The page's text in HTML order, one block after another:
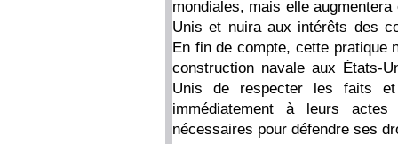
mondiales, mais elle
Unis et nuira aux intérêts des
En fin de compte, cette pratique
construction navale aux États-
Unis de respecter les faits
immédiatement à leurs
nécessaires pour défendre ses